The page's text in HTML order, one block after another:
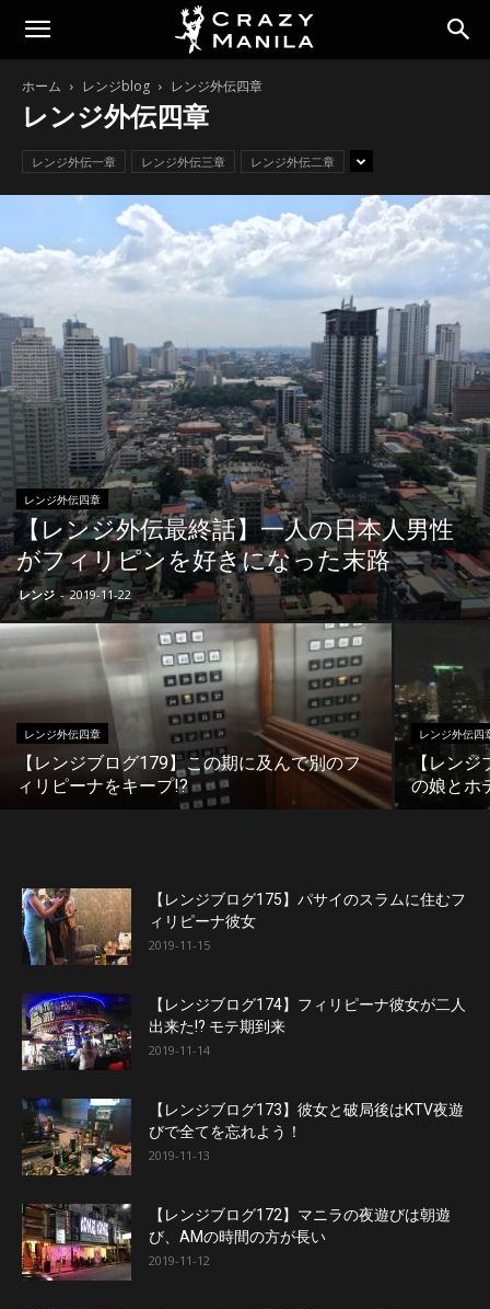
ホーム レンジblog レンジ外伝四章
レンジ外伝四章
レンジ外伝一章 レンジ外伝三章 レンジ外伝二章
レンジ外伝四章
【レンジ外伝最終話】一人の日本人男性
がフィリピンを好きになった末路
レンジ - 2019-11-22
レンジ外伝四章
【レンジブログ179】この期に及んで別のフ
ィリピーナをキープ!?
レンジ外伝四
【レンジ
の娘とホ
【レンジブログ175】パサイのスラムに住むフ
ィリピーナ彼女
2019-11-15
【レンジブログ174】フィリピーナ彼女が二人
出来た!? モテ期到来
2019-11-14
【レンジブログ173】彼女と破局後はKTV夜遊
びで全てを忘れよう！
2019-11-13
【レンジブログ172】マニラの夜遊びは朝遊
び、AMの時間の方が長い
2019-11-12